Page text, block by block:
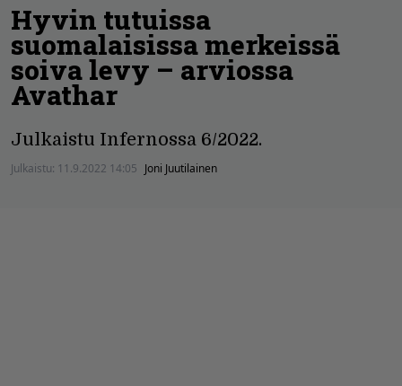
Hyvin tutuissa
suomalaisissa merkeissä
soiva levy – arviossa
Avathar
Julkaistu Infernossa 6/2022.
Julkaistu: 11.9.2022 14:05 Joni Juutilainen